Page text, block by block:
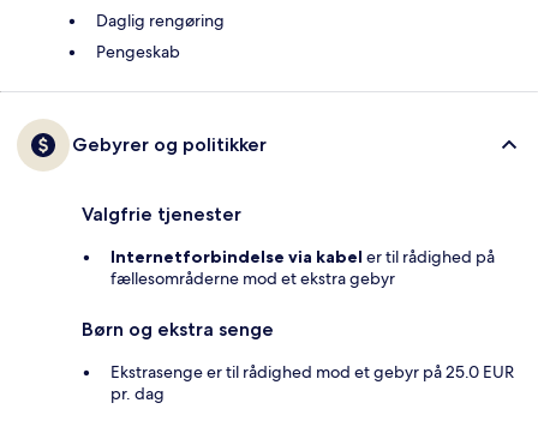
Daglig rengøring
Pengeskab
Gebyrer og politikker
Valgfrie tjenester
Internetforbindelse via kabel er til rådighed på
fællesområderne mod et ekstra gebyr
Børn og ekstra senge
Ekstrasenge er til rådighed mod et gebyr på 25.0 EUR
pr. dag